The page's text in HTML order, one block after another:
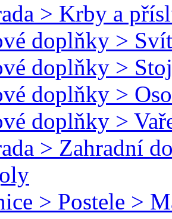
> Krby a
doplňky >
doplňky >
doplňky >
doplňky >
> Zahradní
> Postele >